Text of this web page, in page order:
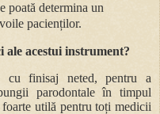
poată determina un
pacienților.
acestui instrument?
cu finisaj neted, pentru a
parodontale în timpul
foarte utilă pentru toți medicii